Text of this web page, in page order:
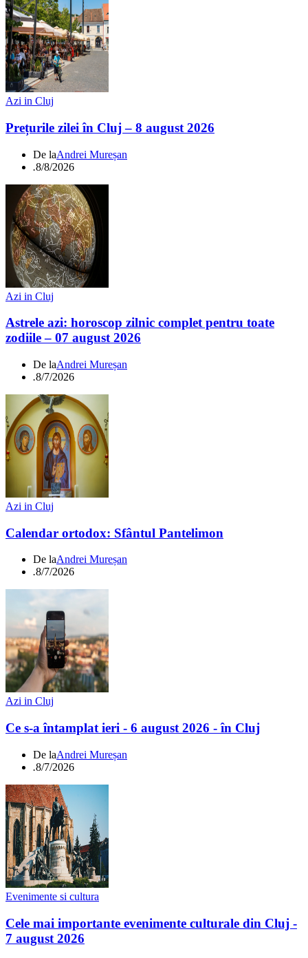
Azi in Cluj
Prețurile zilei în Cluj – 8 august 2026
De laAndrei Mureșan
.8/8/2026
Azi in Cluj
Astrele azi: horoscop zilnic complet pentru toate
zodiile – 07 august 2026
De laAndrei Mureșan
.8/7/2026
Azi in Cluj
Calendar ortodox: Sfântul Pantelimon
De laAndrei Mureșan
.8/7/2026
Azi in Cluj
Ce s-a întamplat ieri - 6 august 2026 - în Cluj
De laAndrei Mureșan
.8/7/2026
Evenimente si cultura
Cele mai importante evenimente culturale din Cluj -
7 august 2026